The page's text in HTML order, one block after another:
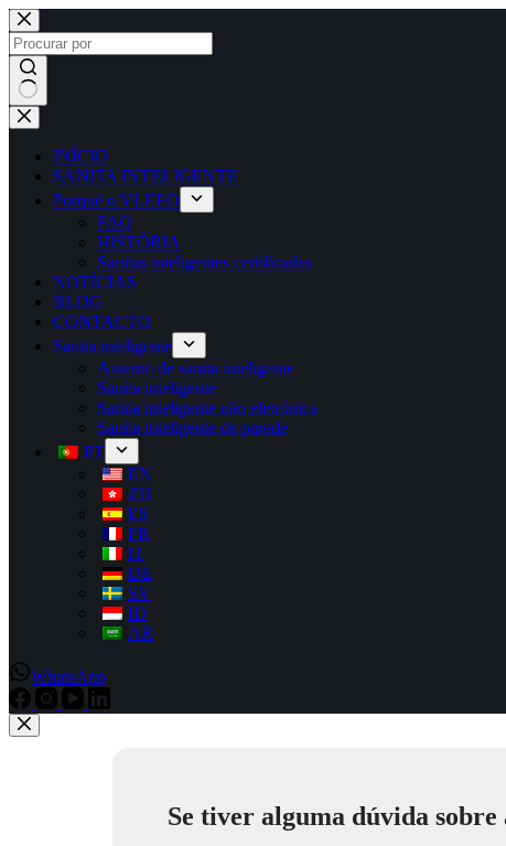
INÍCIO
SANITA INTELIGENTE
Porquê o VLEEO
FAQ
HISTÓRIA
Sanitas inteligentes certificadas
NOTÍCIAS
BLOG
CONTACTO
Sanita inteligente
Assento de sanita inteligente
Sanita inteligente
Sanita inteligente não eletrónica
Sanita inteligente de parede
PT
EN
ZH
ES
FR
IT
DE
SV
ID
AR
WhatsApp
Se tiver alguma dúvida sobre